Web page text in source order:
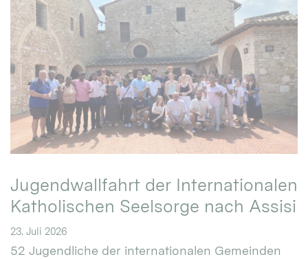
Jugendwallfahrt der Internationalen
Katholischen Seelsorge nach Assisi
23. Juli 2026
52 Jugendliche der internationalen Gemeinden